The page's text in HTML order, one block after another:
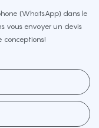
(WhatsApp) dans le
vous envoyer un devis
conceptions!